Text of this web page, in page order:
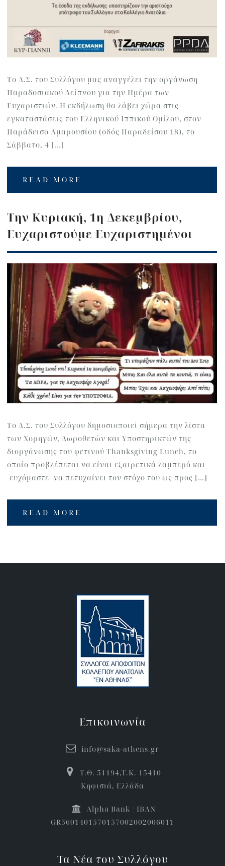
To Δ.Σ. του Συλλόγου μας αναγγέλει την οργάνωση
Παραδοσιακού Δείπνου για την Ημέρα των
Ευχαριστιών. Η εκδήλωση θα λάβει χώρα στις
εγκαταστάσεις του Ελληνικού Ιππικού Ομίλου, στον
Παράδεισο Αμαρουσίου (οδός Παραδείσου 18), το
Σάββατο, 4 […]
READ MORE
Την Κυριακή, 1η Δεκεμβρίου,
Eυχαριστούμε Ευχαριστημένοι
Το Δ.Σ. του Συλλόγου δημοσιοποιεί σήμερα την λίστα
των Χορηγών, Δωροθετών και Υποστηρικτών της
διοργάνωσης του φετινού Thanksgiving Lunch, το
οποίο προβλέπεται να είναι εξαιρετικά λαμπερό και
-ευχόμαστε- να πετυχαίνει τον στόχο του ως προς […]
READ MORE
Επικοινωνία
info@saka-athens.gr
Τ.Θ. 51194,Τ.Κ. 15410
Κηφισιά, Ελλάδα
Αlpha Bank / IBAN
GR5601401570157002002006011
Τα Νέα του Συλλόγου